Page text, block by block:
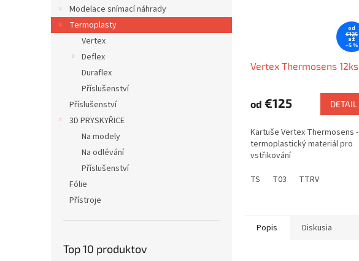
Modelace snímací náhrady
Termoplasty
Vertex
Deflex
Duraflex
Příslušenství
Příslušenství
3D PRYSKYŘICE
Na modely
Na odlévání
Příslušenství
Fólie
Přístroje
Top 10 produktov
od
€125
až
–5 %
Vertex Thermosens 12ks
od €125 DETAIL
Kartuše Vertex Thermosens -
termoplastický materiál pro
vstřikování
TS
T03 TTRV
Popis Diskusia